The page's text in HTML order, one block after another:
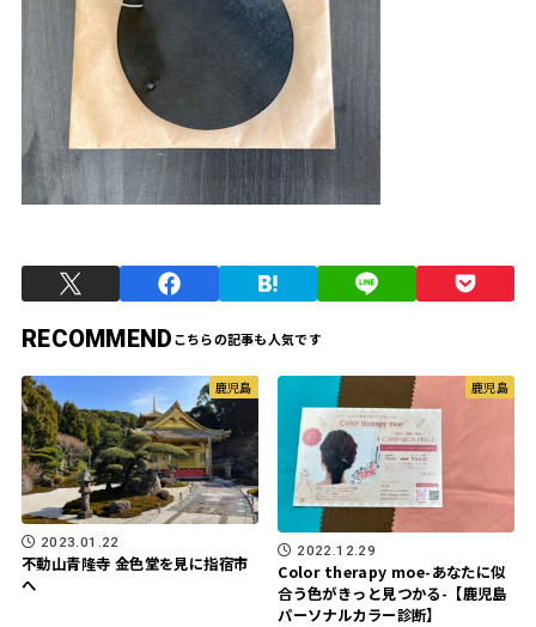
RECOMMEND
鹿児島
2023.01.22
不動山青隆寺 金色堂を見に指宿市
へ
鹿児島
2022.12.29
Color therapy moe-あなたに似
合う色がきっと見つかる-【鹿児島
パーソナルカラー診断】